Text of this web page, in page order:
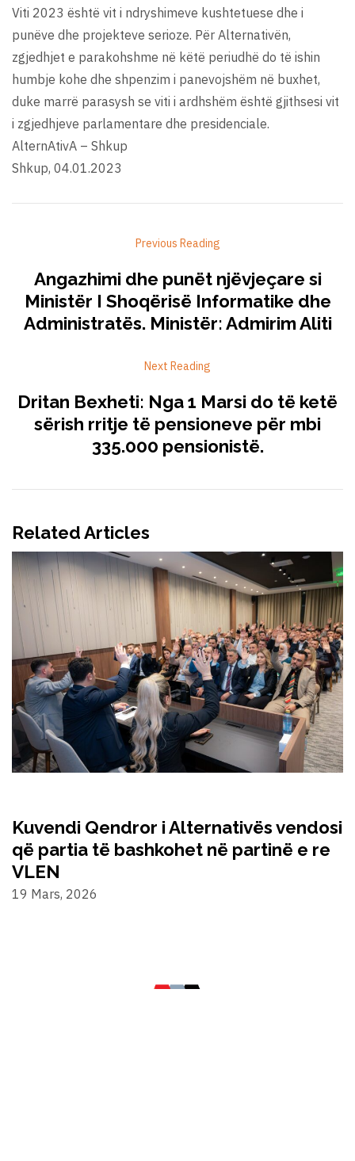
Viti 2023 është vit i ndryshimeve kushtetuese dhe i
punëve dhe projekteve serioze. Për Alternativën,
zgjedhjet e parakohshme në këtë periudhë do të ishin
humbje kohe dhe shpenzim i panevojshëm në buxhet,
duke marrë parasysh se viti i ardhshëm është gjithsesi vit
i zgjedhjeve parlamentare dhe presidenciale.
AlternAtivA – Shkup
Shkup, 04.01.2023
Previous Reading
Angazhimi dhe punët njëvjeçare si
Ministër I Shoqërisë Informatike dhe
Administratës. Ministër: Admirim Aliti
Next Reading
Dritan Bexheti: Nga 1 Marsi do të ketë
sërish rritje të pensioneve për mbi
335.000 pensionistë.
Related Articles
Kuvendi Qendror i Alternativës vendosi
që partia të bashkohet në partinë e re
VLEN
19 Mars, 2026